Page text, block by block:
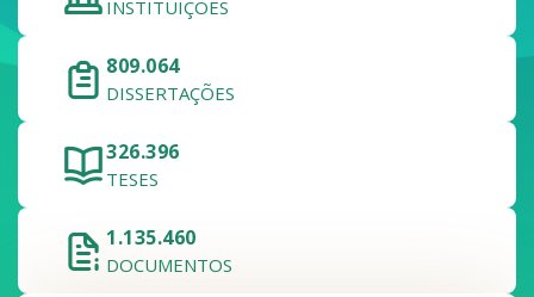
INSTITUIÇÕES
809.064
DISSERTAÇÕES
326.396
TESES
1.135.460
DOCUMENTOS